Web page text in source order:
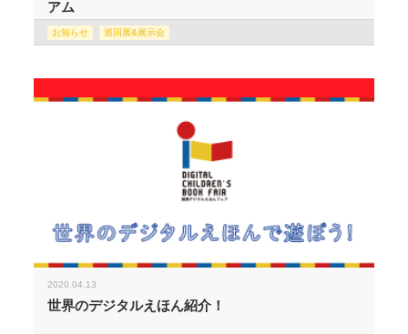
アム
お知らせ 巡回展&展示会
2020.04.13
世界のデジタルえほん紹介！